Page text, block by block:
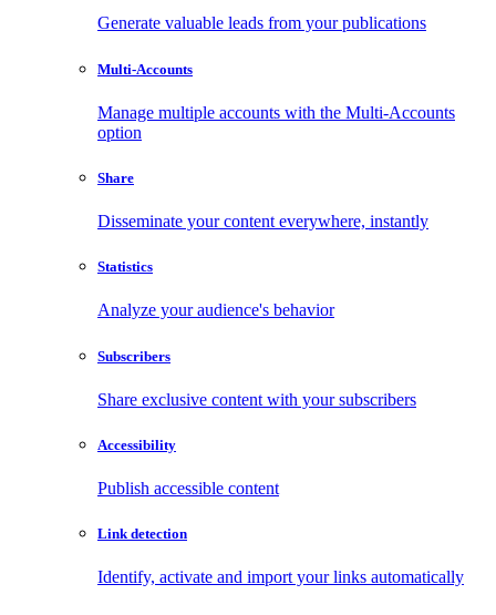
Generate valuable leads from your publications
Multi-Accounts
Manage multiple accounts with the Multi-Accounts
option
Share
Disseminate your content everywhere, instantly
Statistics
Analyze your audience's behavior
Subscribers
Share exclusive content with your subscribers
Accessibility
Publish accessible content
Link detection
Identify, activate and import your links automatically